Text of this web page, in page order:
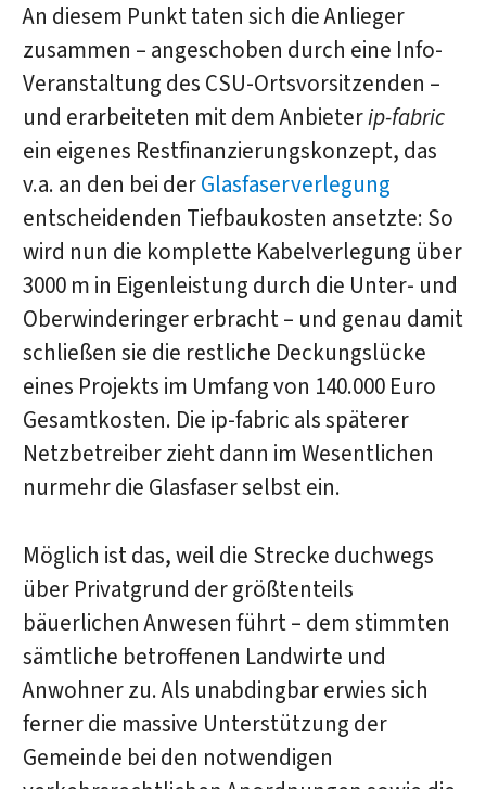
An diesem Punkt taten sich die Anlieger
zusammen – angeschoben durch eine Info-
Veranstaltung des CSU-Ortsvorsitzenden –
und erarbeiteten mit dem Anbieterip-fabric
ein eigenes Restfinanzierungskonzept, das
v.a. an den bei derGlasfaserverlegung
entscheidenden Tiefbaukosten ansetzte: So
wird nun die komplette Kabelverlegung über
3000 m in Eigenleistung durch die Unter- und
Oberwinderinger erbracht – und genau damit
schließen sie die restliche Deckungslücke
eines Projekts im Umfang von 140.000 Euro
Gesamtkosten. Die ip-fabric als späterer
Netzbetreiber zieht dann im Wesentlichen
nurmehr die Glasfaser selbst ein.
Möglich ist das, weil die Strecke duchwegs
über Privatgrund der größtenteils
bäuerlichen Anwesen führt – dem stimmten
sämtliche betroffenen Landwirte und
Anwohner zu. Als unabdingbar erwies sich
ferner die massive Unterstützung der
Gemeinde bei den notwendigen